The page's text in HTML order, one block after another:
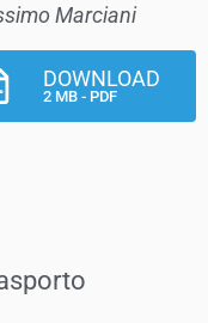
Marciani
DOWNLOAD
2 MB - PDF